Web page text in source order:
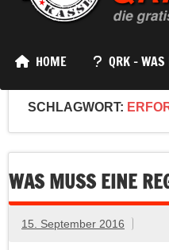
HOME QRK –
SCHLAGWORT:
WAS MUSS EINE
15. September 2016